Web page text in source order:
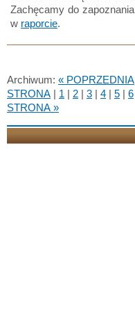
Zachęcamy do
w raporcie.
Archiwum: « POPRZEDNIA
STRONA | 1 | 2 | 3 | 4 | 5 | 6
STRONA »